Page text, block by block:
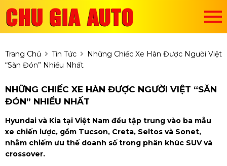
Trang Chủ Tin Tức
Những Chiếc Xe Hàn Được Người Việt
“săn Đón” Nhiều Nhất
NHỮNG CHIẾC XE HÀN ĐƯỢC NGƯỜI VIỆT “SĂN
ĐÓN” NHIỀU NHẤT
Hyundai và Kia tại Việt Nam đều tập trung vào ba mẫu
xe chiến lược, gồm Tucson, Creta, Seltos và Sonet,
nhằm chiếm ưu thế doanh số trong phân khúc SUV và
crossover.